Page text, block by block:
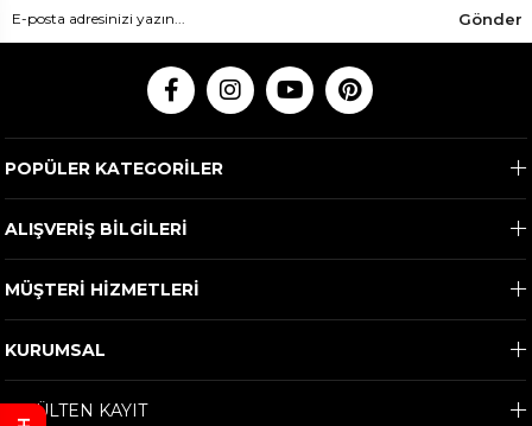
Gönder
POPÜLER KATEGORİLER
ALIŞVERİŞ BİLGİLERİ
MÜŞTERİ HİZMETLERİ
KURUMSAL
E-BÜLTEN KAYIT